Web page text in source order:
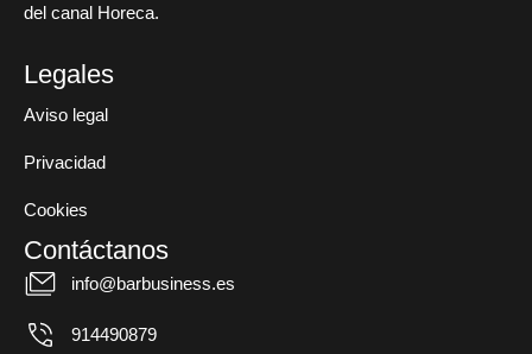
del canal Horeca.
Legales
Aviso legal
Privacidad
Cookies
Contáctanos
info@barbusiness.es
914490879